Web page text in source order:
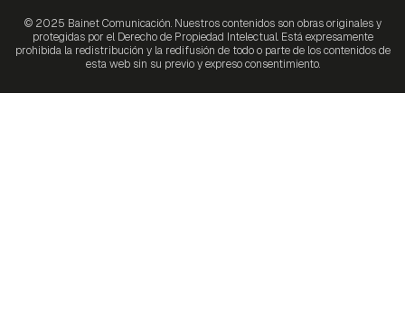
© 2025 Bainet Comunicación. Nuestros contenidos son obras originales y
protegidas por el Derecho de Propiedad Intelectual. Está expresamente
prohibida la redistribución y la redifusión de todo o parte de los contenidos de
esta web sin su previo y expreso consentimiento.